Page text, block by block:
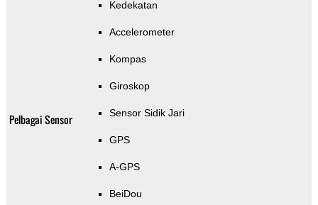
Pelbagai Sensor
Kedekatan
Accelerometer
Kompas
Giroskop
Sensor Sidik Jari
GPS
A-GPS
BeiDou